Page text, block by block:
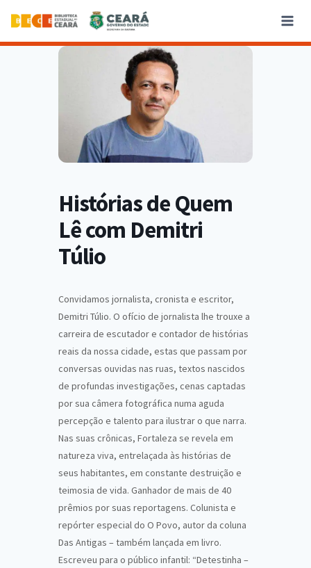
Histórias de Quem
Lê com Demitri
Túlio
Convidamos jornalista, cronista e escritor,
Demitri Túlio. O ofício de jornalista lhe trouxe a
carreira de escutador e contador de histórias
reais da nossa cidade, estas que passam por
conversas ouvidas nas ruas, textos nascidos
de profundas investigações, cenas captadas
por sua câmera fotográfica numa aguda
percepção e talento para ilustrar o que narra.
Nas suas crônicas, Fortaleza se revela em
natureza viva, entrelaçada às histórias de
seus habitantes, em constante destruição e
teimosia de vida. Ganhador de mais de 40
prêmios por suas reportagens. Colunista e
repórter especial do O Povo, autor da coluna
Das Antigas – também lançada em livro.
Escreveu para o público infantil: “Detestinha –